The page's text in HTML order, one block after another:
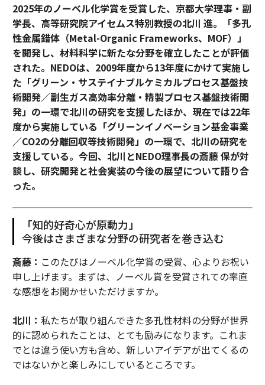
2025年のノーベル化学賞を受賞した、京都大学理事・副
学長、高等研究院アイセムス特別教授の北川 進。「多孔
性金属錯体（Metal-Organic Frameworks、MOF）」
を開発し、材料科学に新たな分野を確立したことが評価
された。NEDOは、2009年度から13年度にかけて実施し
た「グリーン・サステイナブルケミカルプロセス基盤技
術開発／副生ガス高効率分離・精製プロセス基盤技術開
発」の一環で北川の研究を支援したほか、現在では22年
度から実施している「グリーンイノベーション基金事業
／CO2の分離回収等技術開発」の一環で、北川の研究を
支援している。今回、北川とNEDO理事長の斎藤 保が対
談し、研究開発と社会実装の今後の展望について語り合
った。
「知的好奇心が原動力」
今後はさまざまな分野の研究者を巻き込む
斎藤： このたびはノーベル化学賞の受賞、心よりお祝い
申し上げます。まずは、ノーベル賞を受賞されての率直
な感想をお聞かせいただけますか。
北川： 私たちが取り組んできた多孔性材料の分野が世界
的に認められたことは、とても励みになります。これま
でとは違う使い方も含め、新しいアイデアが出てくるの
ではないかと楽しみにしているところです。